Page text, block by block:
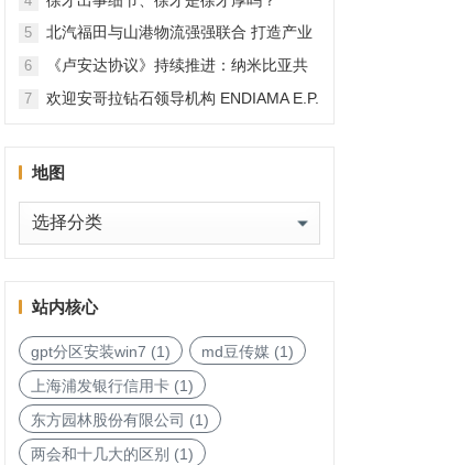
5
北汽福田与山港物流强强联合 打造产业
融合新范本
6
《卢安达协议》持续推进：纳米比亚共
和国加入，印度宝石与珠宝出口促进委
员会与迪拜多种商品交易中心启动加入
7
欢迎安哥拉钻石领导机构 ENDIAMA E.P.
地图
地
图
站内核心
gpt分区安装win7 (1) md豆传媒(1)
上海浦发银行信用卡(1)
东方园林股份有限公司 (1)
两会和十几大的区别 (1)